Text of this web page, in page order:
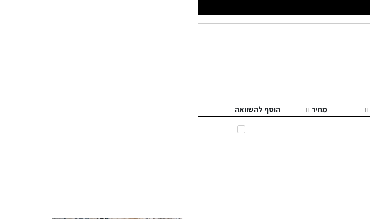
מחיר
הוסף להשוואה